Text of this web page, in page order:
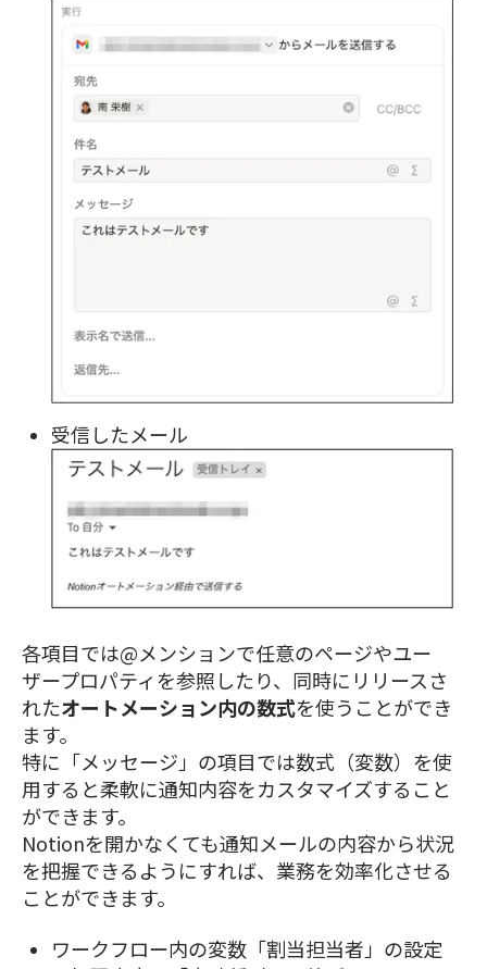
受信したメール
各項目では@メンションで任意のページやユー
ザープロパティを参照したり、 同時にリリースさ
れたオートメーション内の数式を使うことができ
ます。
特に「メッセージ」の項目では数式（変数）を使
用すると柔軟に通知内容をカスタマイズすること
ができます。
Notionを開かなくても通知メールの内容から状況
を把握できるようにすれば、業務を効率化させる
ことができます。
ワークフロー内の変数「割当担当者」の設定